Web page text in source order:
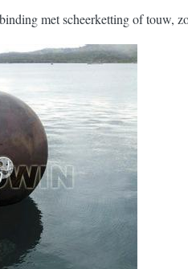
met scheerketting of touw,